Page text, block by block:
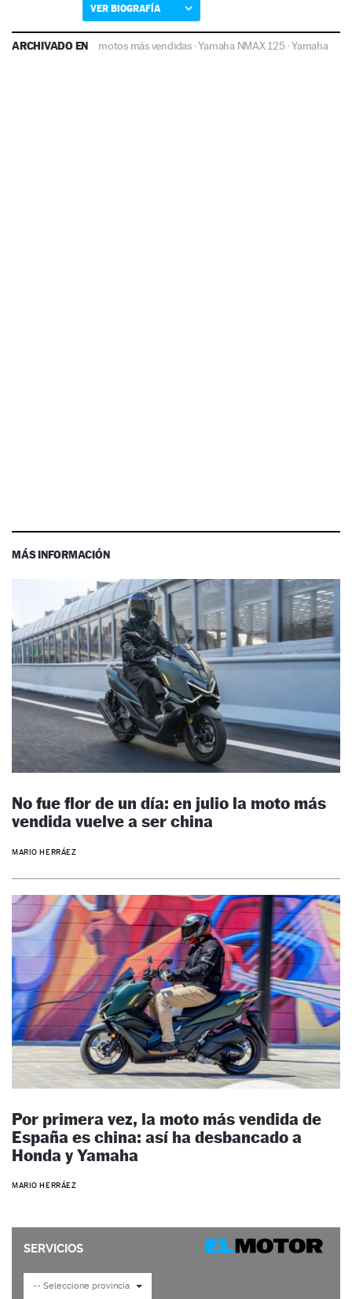
VER BIOGRAFÍA
ARCHIVADO EN motos más vendidas·Yamaha NMAX 125·Yamaha
MÁS INFORMACIÓN
No fue flor de un día: en julio la moto más
vendida vuelve a ser china
MARIO HERRÁEZ
Por primera vez, la moto más vendida de
España es china: así ha desbancado a
Honda y Yamaha
MARIO HERRÁEZ